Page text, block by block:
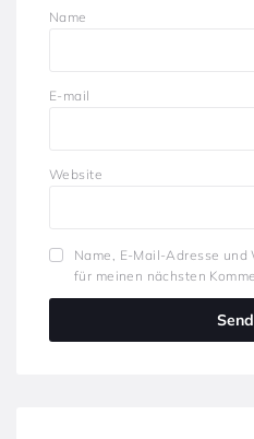
Name
E-mail
Website
Name, E-Mail-Adresse
für meinen nächsten